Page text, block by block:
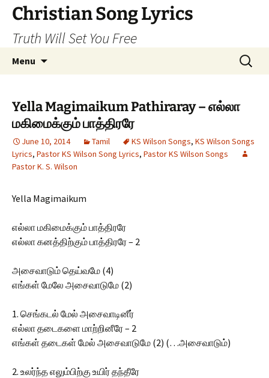
Skip
content
Christian Song Lyrics
Truth Will Set You Free
Menu
Search
for:
Yella Magimaikum Pathiraray – எல்லா
மகிமைக்கும் பாத்திரரே
June 10, 2014 Tamil KS Wilson Songs, KS Wilson Songs
Lyrics, Pastor KS Wilson Song Lyrics, Pastor KS Wilson Songs
Pastor K. S. Wilson
Yella Magimaikum
எல்லா மகிமைக்கும் பாத்திரரே
எல்லா கனத்திற்கும் பாத்திரரே – 2
அசைவாடும் தெய்வமே (4)
எங்கள் மேலே அசைவாடுமே (2)
1. செங்கடல் மேல் அசைவாடினீர்
எல்லா தடைகளை மாற்றினீரே – 2
எங்கள் தடைகள் மேல் அசைவாடுமே (2) (…அசைவாடும்)
2. உலர்ந்த எலும்பிற்கு உயிர் தந்தீரே